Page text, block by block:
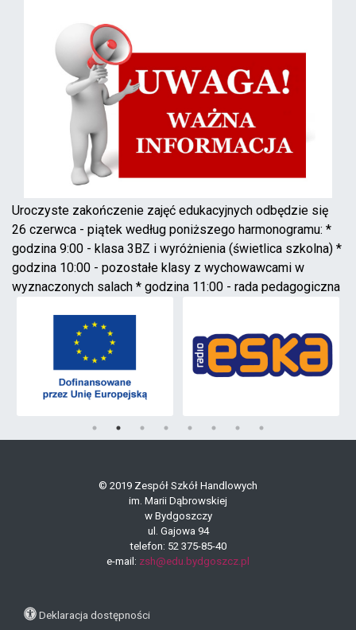
Uroczyste zakończenie zajęć edukacyjnych odbędzie się
26 czerwca - piątek według poniższego harmonogramu: *
godzina 9:00 - klasa 3BZ i wyróżnienia (świetlica szkolna) *
godzina 10:00 - pozostałe klasy z wychowawcami w
wyznaczonych salach * godzina 11:00 - rada pedagogiczna
© 2019 Zespół Szkół Handlowych
im. Marii Dąbrowskiej
w Bydgoszczy
ul. Gajowa 94
telefon: 52 375-85-40
e-mail: zsh@edu.bydgoszcz.pl
Deklaracja dostępności